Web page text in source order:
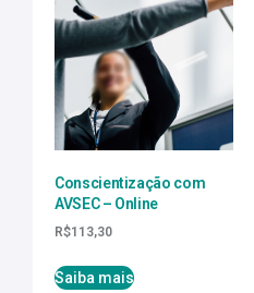
Conscientização com
AVSEC – Online
R$113,30
Saiba mais